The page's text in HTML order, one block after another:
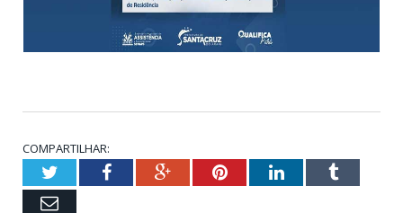
COMPARTILHAR:
TwitterFacebookGoogle+PinterestLinkedInTumblr
Email